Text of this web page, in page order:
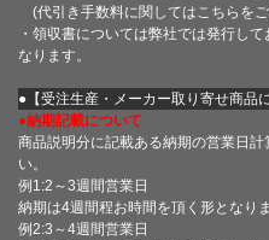
(代引き手数料に関してはこちら を
・領収書については弊社では発行し
なります。
●【受注生産・メーカー取り寄せ商品
●納期記載について
商品説明分に記載ある納期の営業日
い。
例1:2～3週間営業日
納期は4週間程お時間を頂く形となり
例2:3～4週間営業日